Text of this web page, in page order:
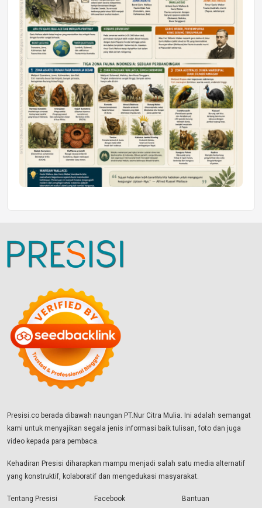
Presisi.co berada dibawah naungan PT.Nur Citra Mulia. Ini adalah semangat
kami untuk menyajikan segala jenis informasi baik tulisan, foto dan juga
video kepada para pembaca.
Kehadiran Presisi diharapkan mampu menjadi salah satu media alternatif
yang konstruktif, kolaboratif dan mengedukasi masyarakat.
Tentang Presisi
Facebook
Bantuan